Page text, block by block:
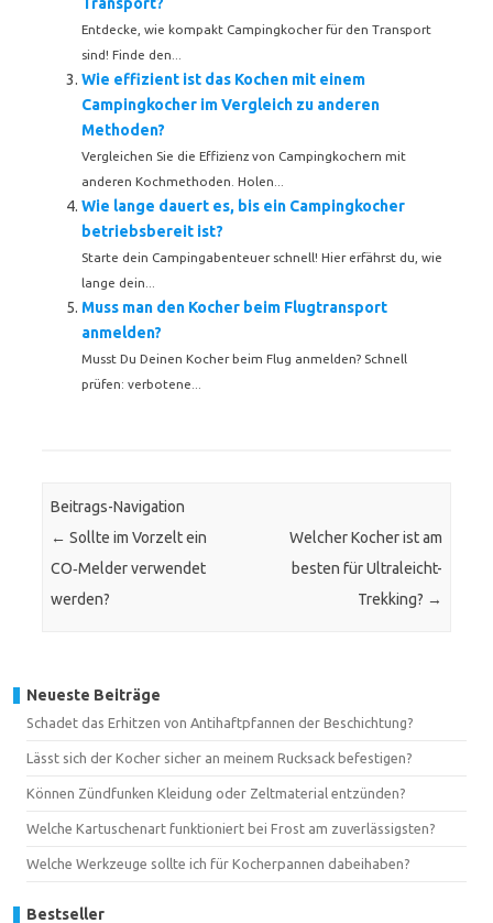
Entdecke, wie kompakt Campingkocher für den Transport
sind! Finde den...
Wie effizient ist das Kochen mit einem
Campingkocher im Vergleich zu anderen
Methoden?
Vergleichen Sie die Effizienz von Campingkochern mit
anderen Kochmethoden. Holen...
Wie lange dauert es, bis ein Campingkocher
betriebsbereit ist?
Starte dein Campingabenteuer schnell! Hier erfährst du, wie
lange dein...
Muss man den Kocher beim Flugtransport
anmelden?
Musst Du Deinen Kocher beim Flug anmelden? Schnell
prüfen: verbotene...
Beitrags-Navigation
← Sollte im Vorzelt ein
CO‑Melder verwendet
werden?
Welcher Kocher ist am
besten für Ultraleicht-
Trekking? →
Neueste Beiträge
Schadet das Erhitzen von Antihaftpfannen der Beschichtung?
Lässt sich der Kocher sicher an meinem Rucksack befestigen?
Können Zündfunken Kleidung oder Zeltmaterial entzünden?
Welche Kartuschenart funktioniert bei Frost am zuverlässigsten?
Welche Werkzeuge sollte ich für Kocherpannen dabeihaben?
Bestseller